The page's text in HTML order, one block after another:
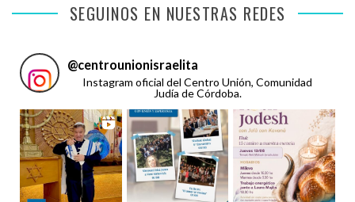
SEGUINOS EN NUESTRAS REDES
@centrounionisraelita
Instagram oficial del Centro Unión, Comunidad
Judía de Córdoba.